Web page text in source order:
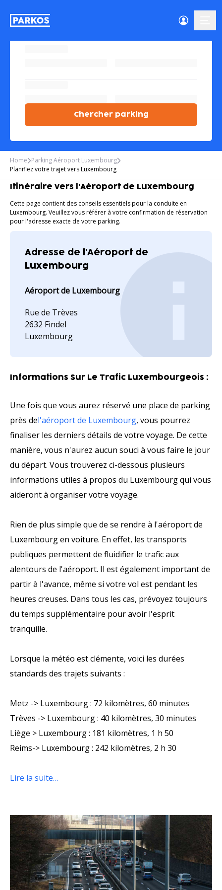
Chercher parking
Home Parking Aéroport Luxembourg
Planifiez votre trajet vers Luxembourg
Itinéraire vers l'Aéroport de Luxembourg
Cette page contient des conseils essentiels pour la conduite en
Luxembourg. Veuillez vous référer à votre confirmation de réservation
pour l'adresse exacte de votre parking.
Adresse de l'Aéroport de
Luxembourg
Aéroport de Luxembourg
Rue de Trèves
2632 Findel
Luxembourg
Informations Sur Le Trafic Luxembourgeois :
Une fois que vous aurez réservé une place de parking
près del'aéroport de Luxembourg, vous pourrez
finaliser les derniers détails de votre voyage. De cette
manière, vous n'aurez aucun souci à vous faire le jour
du départ. Vous trouverez ci-dessous plusieurs
informations utiles à propos du Luxembourg qui vous
aideront à organiser votre voyage.
Rien de plus simple que de se rendre à l'aéroport de
Luxembourg en voiture. En effet, les transports
publiques permettent de fluidifier le trafic aux
alentours de l'aéroport. Il est également important de
partir à l'avance, même si votre vol est pendant les
heures creuses. Dans tous les cas, prévoyez toujours
du temps supplémentaire pour avoir l'esprit
tranquille.
Lorsque la météo est clémente, voici les durées
standards des trajets suivants :
Metz -> Luxembourg : 72 kilomètres, 60 minutes
Trèves -> Luxembourg : 40 kilomètres, 30 minutes
Liège > Luxembourg : 181 kilomètres, 1 h 50
Reims-> Luxembourg : 242 kilomètres, 2 h 30
Lire la suite…